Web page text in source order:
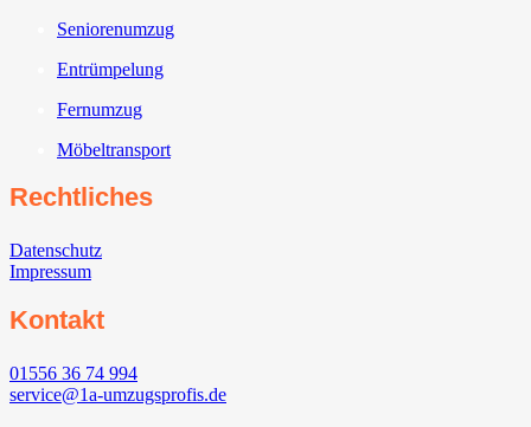
Seniorenumzug
Entrümpelung
Fernumzug
Möbeltransport
Rechtliches
Datenschutz
Impressum
Kontakt
01556 36 74 994
service@1a-umzugsprofis.de